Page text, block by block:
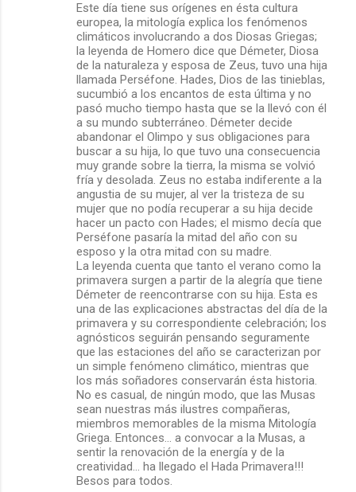
Este día tiene sus orígenes en ésta cultura
europea, la mitología explica los fenómenos
climáticos involucrando a dos Diosas Griegas;
la leyenda de Homero dice que Démeter, Diosa
de la naturaleza y esposa de Zeus, tuvo una hija
llamada Perséfone. Hades, Dios de las tinieblas,
sucumbió a los encantos de esta última y no
pasó mucho tiempo hasta que se la llevó con él
a su mundo subterráneo. Démeter decide
abandonar el Olimpo y sus obligaciones para
buscar a su hija, lo que tuvo una consecuencia
muy grande sobre la tierra, la misma se volvió
fría y desolada. Zeus no estaba indiferente a la
angustia de su mujer, al ver la tristeza de su
mujer que no podía recuperar a su hija decide
hacer un pacto con Hades; el mismo decía que
Perséfone pasaría la mitad del año con su
esposo y la otra mitad con su madre.
La leyenda cuenta que tanto el verano como la
primavera surgen a partir de la alegría que tiene
Démeter de reencontrarse con su hija. Esta es
una de las explicaciones abstractas del día de la
primavera y su correspondiente celebración; los
agnósticos seguirán pensando seguramente
que las estaciones del año se caracterizan por
un simple fenómeno climático, mientras que
los más soñadores conservarán ésta historia.
No es casual, de ningún modo, que las Musas
sean nuestras más ilustres compañeras,
miembros memorables de la misma Mitología
Griega. Entonces... a convocar a la Musas, a
sentir la renovación de la energía y de la
creatividad... ha llegado el Hada Primavera!!!
Besos para todos.